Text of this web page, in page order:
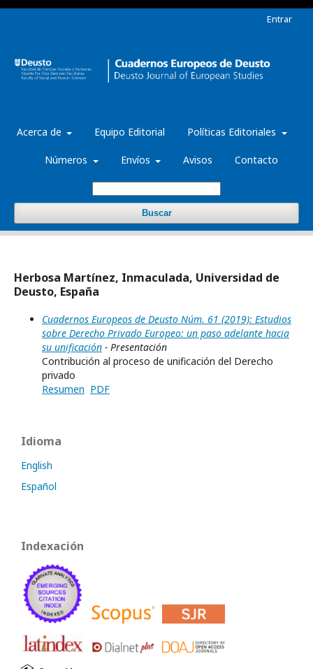
Acerca de Equipo Editorial Políticas Editoriales
Números Envíos Avisos Contacto
Buscar
Entrar
Herbosa Martínez, Inmaculada, Universidad de
Deusto, España
Cuadernos Europeos de Deusto Núm. 61 (2019): Estudios
sobre Derecho Privado Europeo: un paso adelante hacia
su unificación - Presentación
Contribución al proceso de unificación del Derecho
privado
Resumen PDF
Idioma
English
Español
Indexación